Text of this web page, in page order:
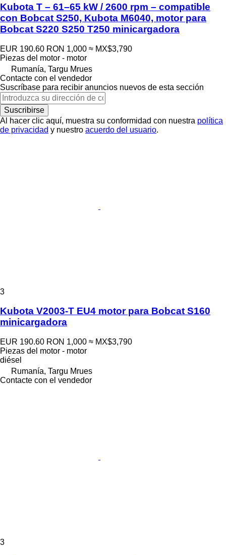
Kubota T – 61–65 kW / 2600 rpm – compatible
con Bobcat S250, Kubota M6040, motor para
Bobcat S220 S250 T250 minicargadora
EUR 190.60 RON 1,000 ≈ MX$3,790
Piezas del motor - motor
Rumanía, Targu Mrues
Contacte con el vendedor
Suscríbase para recibir anuncios nuevos de esta sección
Suscribirse
Al hacer clic aquí, muestra su conformidad con nuestra política
de privacidad y nuestro acuerdo del usuario.
3
Kubota V2003-T EU4 motor para Bobcat S160
minicargadora
EUR 190.60 RON 1,000 ≈ MX$3,790
Piezas del motor - motor
diésel
Rumanía, Targu Mrues
Contacte con el vendedor
3